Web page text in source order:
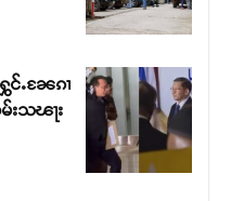
ႈတီႈၵူႈလႅၼ်ပေႃးတေၸွ
ႁူမ်ႈၵမ်ႉထႅမ် ၸုမ်းၶၢ
ၶႃႈဢေႃႈ။
ႉၼႄၵၢ
းသၽႃး